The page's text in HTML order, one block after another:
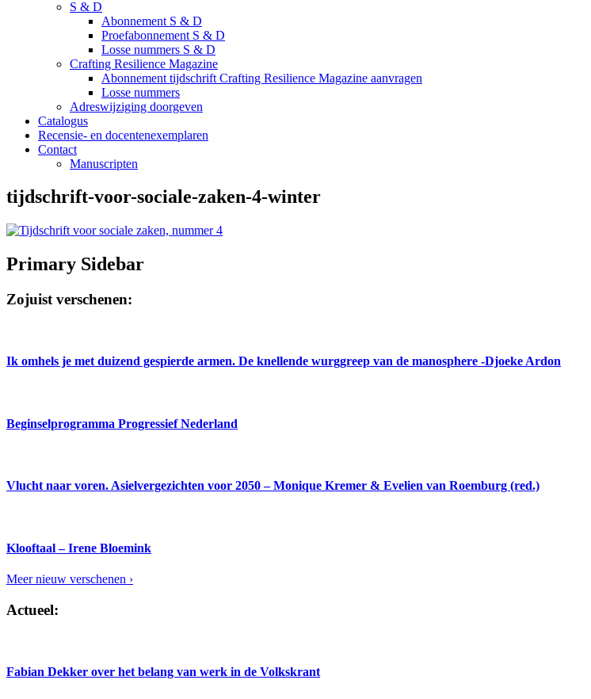
S & D
Abonnement S & D
Proefabonnement S & D
Losse nummers S & D
Crafting Resilience Magazine
Abonnement tijdschrift Crafting Resilience Magazine aanvragen
Losse nummers
Adreswijziging doorgeven
Catalogus
Recensie- en docentenexemplaren
Contact
Manuscripten
tijdschrift-voor-sociale-zaken-4-winter
Primary Sidebar
Zojuist verschenen:
Ik omhels je met duizend gespierde armen. De knellende wurggreep van de manosphere -Djoeke Ardon
Beginselprogramma Progressief Nederland
Vlucht naar voren. Asielvergezichten voor 2050 – Monique Kremer & Evelien van Roemburg (red.)
Klooftaal – Irene Bloemink
Meer nieuw verschenen ›
Actueel:
Fabian Dekker over het belang van werk in de Volkskrant